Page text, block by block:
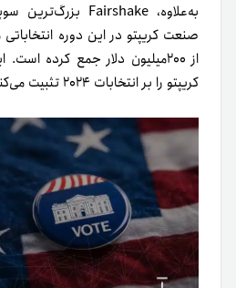
صنعت کریپتو در این دوره
از ۲۰۰میلیون دلار جمع کرده
کریپتو را بر انتخابات ۲۰۲۴ تثبیت می‌کند.